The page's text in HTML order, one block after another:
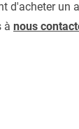
d'acheter un
à nous